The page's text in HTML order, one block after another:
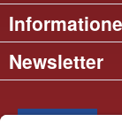
Newsletter